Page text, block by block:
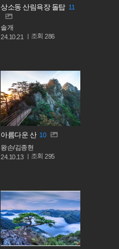
상소동 산림욕장 돌탑 11
솔개
24.10.21
조회286
아름다운 산 10
왕손/김종현
24.10.13
조회295